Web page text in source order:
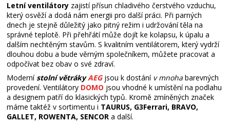
Letní ventilátory zajistí přísun chladivého čerstvého vzduchu,
který osvěží a dodá nám energii pro další práci. Při parných
dnech je stejně důležitý jako pitný režim i udržování těla na
správné teplotě. Při přehřátí může dojít ke kolapsu, k úpalu a
dalším nechtěným stavům. S kvalitním ventilátorem, který vydrží
dlouhou dobu a bude věrným společníkem, můžete pracovat a
odpočívat bez obav o své zdraví.
Modernístolní větrákyAEGjsou k dostání v mnoha barevných
provedení. Ventilátory DOMO jsou vhodné k umístění na podlahu
a designem patří do klasických typů. Kromě zmíněných značek
máme taktéž v sortimentu i TAURUS, G3Ferrari, BRAVO,
GALLET, ROWENTA, SENCOR a další.